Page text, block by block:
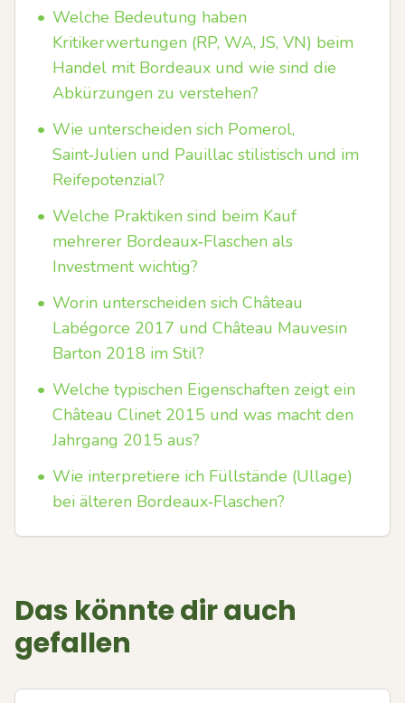
• Welche Bedeutung haben
Kritikerwertungen (RP, WA, JS, VN) beim
Handel mit Bordeaux und wie sind die
Abkürzungen zu verstehen?
• Wie unterscheiden sich Pomerol,
Saint‑Julien und Pauillac stilistisch und im
Reifepotenzial?
• Welche Praktiken sind beim Kauf
mehrerer Bordeaux‑Flaschen als
Investment wichtig?
• Worin unterscheiden sich Château
Labégorce 2017 und Château Mauvesin
Barton 2018 im Stil?
• Welche typischen Eigenschaften zeigt ein
Château Clinet 2015 und was macht den
Jahrgang 2015 aus?
• Wie interpretiere ich Füllstände (Ullage)
bei älteren Bordeaux‑Flaschen?
Das könnte dir auch
gefallen